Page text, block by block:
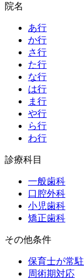
院名
あ行
か行
さ行
た行
な行
は行
ま行
や行
ら行
わ行
診療科目
一般歯科
口腔外科
小児歯科
矯正歯科
その他条件
保育士が常駐
周術期対応